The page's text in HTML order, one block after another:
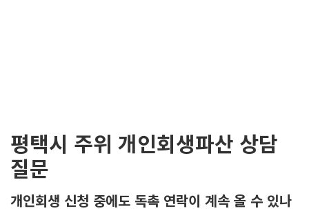
평택시 주위 개인회생파산 상담
질문
개인회생 신청 중에도 독촉 연락이 계속 올 수 있나